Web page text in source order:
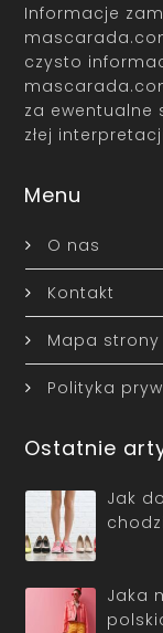
Informacje
czysto
za ewentualne
złej
Menu
O nas
Kontakt
Mapa strony
Polityka
Ostatnie
Jak
Jaka